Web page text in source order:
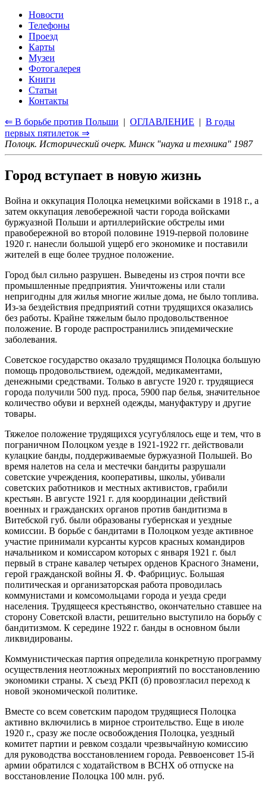
Новости
Телефоны
Проезд
Карты
Музеи
Фотогалерея
Книги
Статьи
Контакты
⇐ В борьбе против Польши | ОГЛАВЛЕНИЕ | В годы
первых пятилеток ⇒
Полоцк. Исторический очерк. Минск "наука и техника" 1987
Город вступает в новую жизнь
Война и оккупация Полоцка немецкими войсками в 1918 г., а
затем оккупация левобережной части города войсками
буржуазной Польши и артиллерийские обстрелы ими
правобережной во второй половине 1919-первой половине
1920 г. нанесли большой ущерб его экономике и поставили
жителей в еще более трудное положение.
Город был сильно разрушен. Выведены из строя почти все
промышленные предприятия. Уничтожены или стали
непригодны для жилья многие жилые дома, не было топлива.
Из-за бездействия предприятий сотни трудящихся оказались
без работы. Крайне тяжелым было продовольственное
положение. В городе распространились эпидемические
заболевания.
Советское государство оказало трудящимся Полоцка большую
помощь продовольствием, одеждой, медикаментами,
денежными средствами. Только в августе 1920 г. трудящиеся
города получили 500 пуд. проса, 5900 пар белья, значительное
количество обуви и верхней одежды, мануфактуру и другие
товары.
Тяжелое положение трудящихся усугублялось еще и тем, что в
пограничном Полоцком уезде в 1921-1922 гг. действовали
кулацкие банды, поддерживаемые буржуазной Польшей. Во
время налетов на села и местечки бандиты разрушали
советские учреждения, кооперативы, школы, убивали
советских работников и местных активистов, грабили
крестьян. В августе 1921 г. для координации действий
военных и гражданских органов против бандитизма в
Витебской губ. были образованы губернская и уездные
комиссии. В борьбе с бандитами в Полоцком уезде активное
участие принимали курсанты курсов красных командиров
начальником и комиссаром которых с января 1921 г. был
первый в стране кавалер четырех орденов Красного Знамени,
герой гражданской войны Я. Ф. Фабрициус. Большая
политическая и организаторская работа проводилась
коммунистами и комсомольцами города и уезда среди
населения. Трудящееся крестьянство, окончательно ставшее на
сторону Советской власти, решительно выступило на борьбу с
бандитизмом. К середине 1922 г. банды в основном были
ликвидированы.
Коммунистическая партия определила конкретную программу
осуществления неотложных мероприятий по восстановлению
экономики страны. Х съезд РКП (б) провозгласил переход к
новой экономической политике.
Вместе со всем советским пародом трудящиеся Полоцка
активно включились в мирное строительство. Еще в июле
1920 г., сразу же после освобождения Полоцка, уездный
комитет партии и ревком создали чрезвычайную комиссию
для руководства восстановлением города. Реввоенсовет 15-й
армии обратился с ходатайством в ВСНХ об отпуске на
восстановление Полоцка 100 млн. руб.